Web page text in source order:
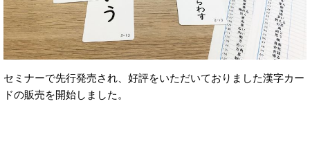
セミナーで先行発売され、好評をいただいておりました漢字カー
ドの販売を開始しました。